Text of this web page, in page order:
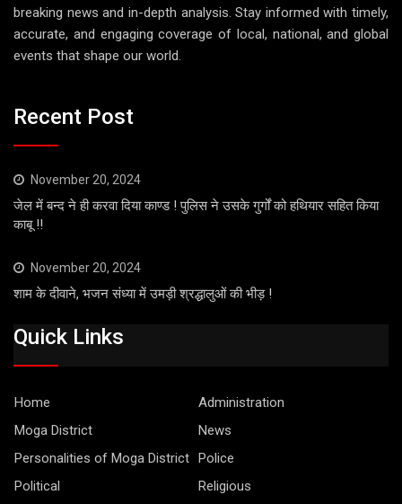
breaking news and in-depth analysis. Stay informed with timely,
accurate, and engaging coverage of local, national, and global
events that shape our world.
Recent Post
November 20, 2024
जेल में बन्द ने ही करवा दिया काण्ड ! पुलिस ने उसके गुर्गों को हथियार सहित किया
काबू !!
November 20, 2024
शाम के दीवाने, भजन संध्या में उमड़ी श्रद्धालुओं की भीड़ !
Quick Links
Home
Administration
Moga District
News
Personalities of Moga District Police
Political
Religious